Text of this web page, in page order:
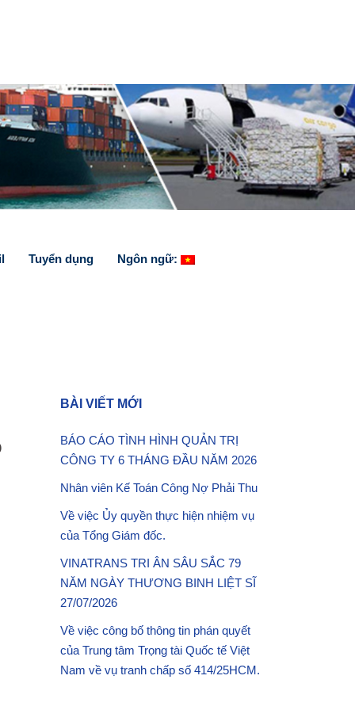
Tuyển dụng Ngôn ngữ:
BÀI VIẾT MỚI
BÁO CÁO TÌNH HÌNH QUẢN TRỊ
CÔNG TY 6 THÁNG ĐẦU NĂM 2026
Nhân viên Kế Toán Công Nợ Phải Thu
Về việc Ủy quyền thực hiện nhiệm vụ
của Tổng Giám đốc.
VINATRANS TRI ÂN SÂU SẮC 79
NĂM NGÀY THƯƠNG BINH LIỆT SĨ
27/07/2026
Về việc công bố thông tin phán quyết
của Trung tâm Trọng tài Quốc tế Việt
Nam về vụ tranh chấp số 414/25HCM.